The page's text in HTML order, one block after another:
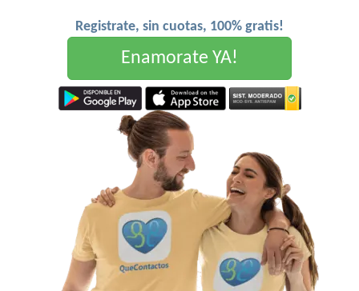
Registrate, sin cuotas, 100% gratis!
Enamorate YA!